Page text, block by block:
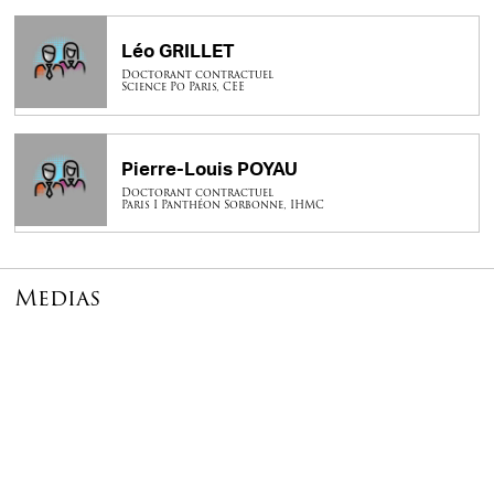
Léo GRILLET
Doctorant contractuel
Science Po Paris, CEE
Pierre-Louis POYAU
Doctorant contractuel
Paris I Panthéon Sorbonne, IHMC
Medias